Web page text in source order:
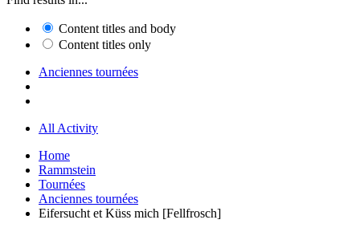
Content titles and body
Content titles only
Anciennes tournées
All Activity
Home
Rammstein
Tournées
Anciennes tournées
Eifersucht et Küss mich [Fellfrosch]